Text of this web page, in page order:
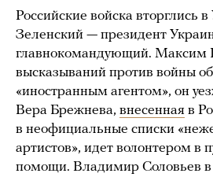
Российские войска вторглись
Зеленский — президент
главнокомандующий. Максим
высказываний против войны
«иностранным агентом», он
Вера Брежнева, внесенная в
в неофициальные списки
артистов», идет волонтером в
помощи. Владимир Соловьев в